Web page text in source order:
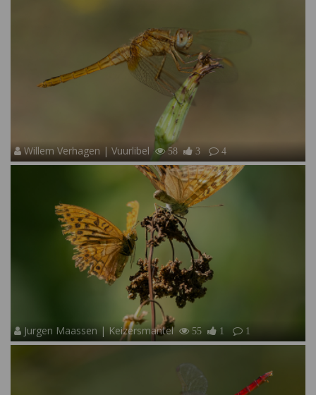
Willem Verhagen | Vuurlibel 58 3 4
Jurgen Maassen | Keizersmantel 55 1 1